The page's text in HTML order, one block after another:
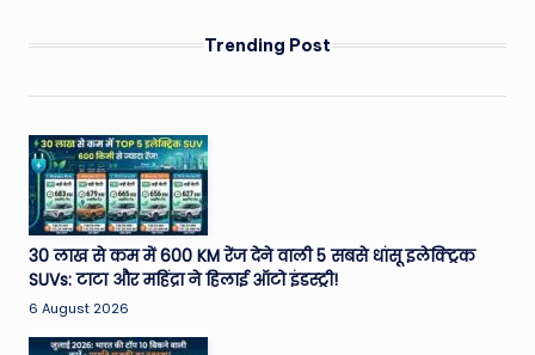
h
&
M
o
vi
e
N
e
Trending Post
30 लाख से कम में 600 KM रेंज देने वाली 5 सबसे धांसू इलेक्ट्रिक
SUVs: टाटा और महिंद्रा ने हिलाई ऑटो इंडस्ट्री!
6 August 2026